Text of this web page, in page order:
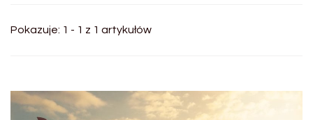
Pokazuje: 1 - 1 z 1 artykułów